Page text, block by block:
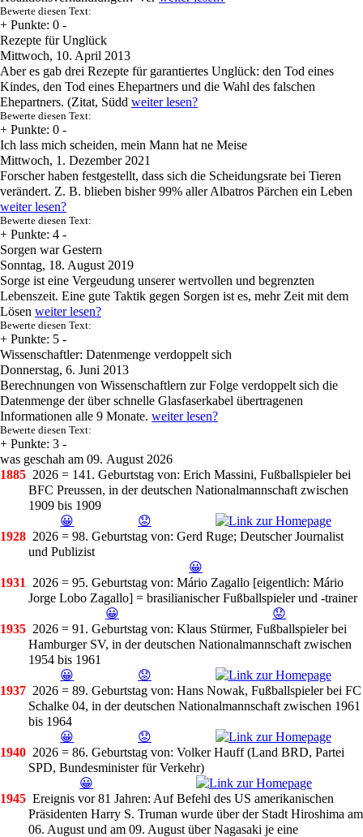
Bewerte diesen Text:
+ Punkte: 0 -
Rezepte für Unglück
Mittwoch, 10. April 2013
Aber es gab drei Rezepte für garantiertes Unglück: den Tod eines
Kindes, den Tod eines Ehepartners und die Wahl des falschen
Ehepartners. (Zitat, Südd weiter lesen?
Bewerte diesen Text:
+ Punkte: 0 -
Ich lass mich scheiden, mein Mann hat ne Meise
Mittwoch, 1. Dezember 2021
Forscher haben festgestellt, dass sich die Scheidungsrate bei Tieren
verändert. Z. B. blieben bisher 99% aller Albatros Pärchen ein Leben
weiter lesen?
Bewerte diesen Text:
+ Punkte: 4 -
Sorgen war Gestern
Sonntag, 18. August 2019
Sorge ist eine Vergeudung unserer wertvollen und begrenzten
Lebenszeit. Eine gute Taktik gegen Sorgen ist es, mehr Zeit mit dem
Lösen weiter lesen?
Bewerte diesen Text:
+ Punkte: 5 -
Wissenschaftler: Datenmenge verdoppelt sich
Donnerstag, 6. Juni 2013
Berechnungen von Wissenschaftlern zur Folge verdoppelt sich die
Datenmenge der über schnelle Glasfaserkabel übertragenen
Informationen alle 9 Monate. weiter lesen?
Bewerte diesen Text:
+ Punkte: 3 -
was geschah am 09. August 2026
1885 2026 = 141. Geburtstag von: Erich Massini, Fußballspieler bei
BFC Preussen, in der deutschen Nationalmannschaft zwischen
1909 bis 1909
😀
😟
1928 2026 = 98. Geburtstag von: Gerd Ruge; Deutscher Journalist
und Publizist
😀
1931
2026 = 95. Geburtstag von: Mário Zagallo [eigentlich: Mário
Jorge Lobo Zagallo] = brasilianischer Fußballspieler und -trainer
😀
😟
1935 2026 = 91. Geburtstag von: Klaus Stürmer, Fußballspieler bei
Hamburger SV, in der deutschen Nationalmannschaft zwischen
1954 bis 1961
😀
😟
1937 2026 = 89. Geburtstag von: Hans Nowak, Fußballspieler bei FC
Schalke 04, in der deutschen Nationalmannschaft zwischen 1961
bis 1964
😀
😟
1940 2026 = 86. Geburtstag von: Volker Hauff (Land BRD, Partei
SPD, Bundesminister für Verkehr)
😀
1945 Ereignis vor 81 Jahren: Auf Befehl des US amerikanischen
Präsidenten Harry S. Truman wurde über der Stadt Hiroshima am
06. August und am 09. August über Nagasaki je eine